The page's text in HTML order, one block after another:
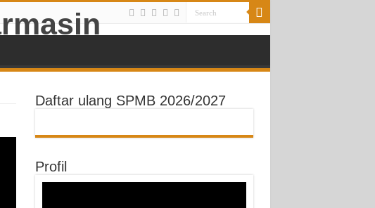
Daftar ulang SPMB 2026/2027
Profil